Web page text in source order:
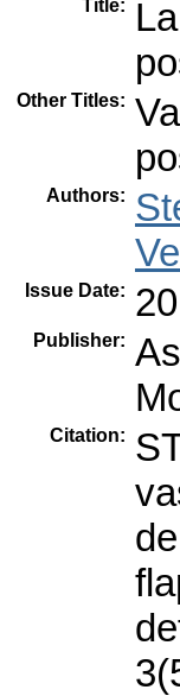
Title:
Other Titles:
Authors:
Issue Date:
Publisher:
Citation: